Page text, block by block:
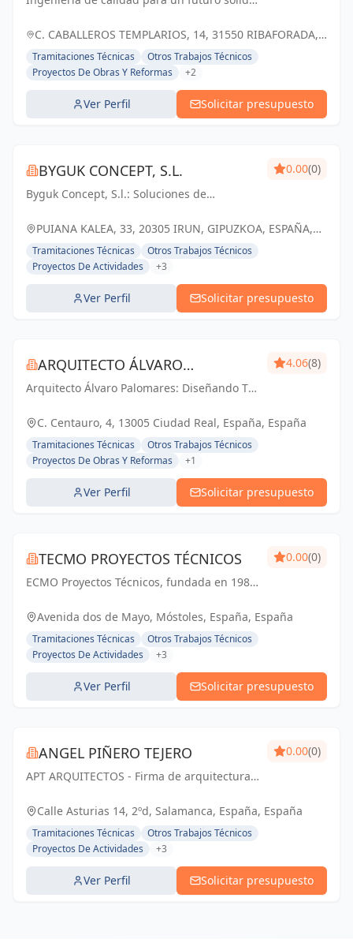
confiables en Navarra y Ribaforada.
C. CABALLEROS TEMPLARIOS, 14, 31550 RIBAFORADA,
ESPAÑA, España
Tramitaciones Técnicas
Otros Trabajos Técnicos
Proyectos De Obras Y Reformas
+2
Ver Perfil Solicitar presupuesto
BYGUK CONCEPT, S.L.
Byguk Concept, S.l.: Soluciones de
espacios en Guipúzcoa y Irun.
0.00(0)
PUIANA KALEA, 33, 20305 IRUN, GIPUZKOA, ESPAÑA,
España
Tramitaciones Técnicas
Otros Trabajos Técnicos
Proyectos De Actividades
+3
Ver Perfil Solicitar presupuesto
ARQUITECTO ÁLVARO
PALOMARES
Arquitecto Álvaro Palomares: Diseñando Tu
4.06(8)
C. Centauro, 4, 13005 Ciudad Real, España, España
Tramitaciones Técnicas
Otros Trabajos Técnicos
Proyectos De Obras Y Reformas
+1
Ver Perfil Solicitar presupuesto
TECMO PROYECTOS TÉCNICOS
ECMO Proyectos Técnicos, fundada en 1989,
experiencia en la elaboración y tramitación
de proyectos de ingeniería, tanto
industriales,...
0.00(0)
Avenida dos de Mayo, Móstoles, España, España
Tramitaciones Técnicas
Otros Trabajos Técnicos
Proyectos De Actividades
+3
Ver Perfil Solicitar presupuesto
ANGEL PIÑERO TEJERO
APT ARQUITECTOS - Firma de arquitectura
0.00(0)
Calle Asturias 14, 2ºd, Salamanca, España, España
Tramitaciones Técnicas
Otros Trabajos Técnicos
Proyectos De Actividades
+3
Ver Perfil Solicitar presupuesto